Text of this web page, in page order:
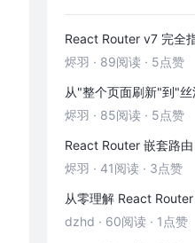
烬羽 · 89阅读 · 5点赞
烬羽 · 85阅读 · 5点赞
烬羽 · 41阅读 · 3点赞
dzhd · 60阅读 · 1点赞